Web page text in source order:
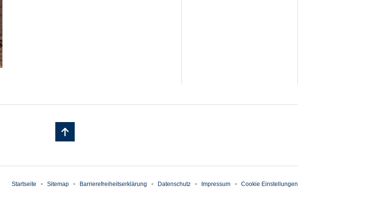
Startseite Sitemap Barrierefreiheitserklärung Datenschutz Impressum Cookie Einstellungen